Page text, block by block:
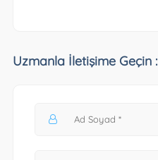
Uzmanla İletişime Geçin :